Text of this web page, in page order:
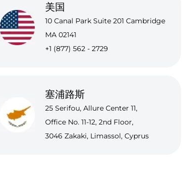
美国
10 Canal Park Suite 201 Cambridge
MA 02141
+1 (877) 562 - 2729
塞浦路斯
25 Serifou, Allure Center 11,
Office No. 11-12, 2nd Floor,
3046 Zakaki, Limassol, Cyprus